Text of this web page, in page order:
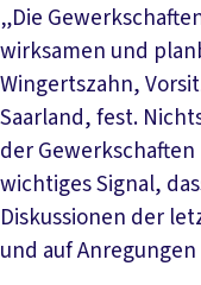
„Die
wirksamen und
Wingertszahn,
Saarland, fest.
der Gewerkschaften
wichtiges Signal,
Diskussionen der
und auf